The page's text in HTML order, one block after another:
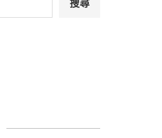
搜尋